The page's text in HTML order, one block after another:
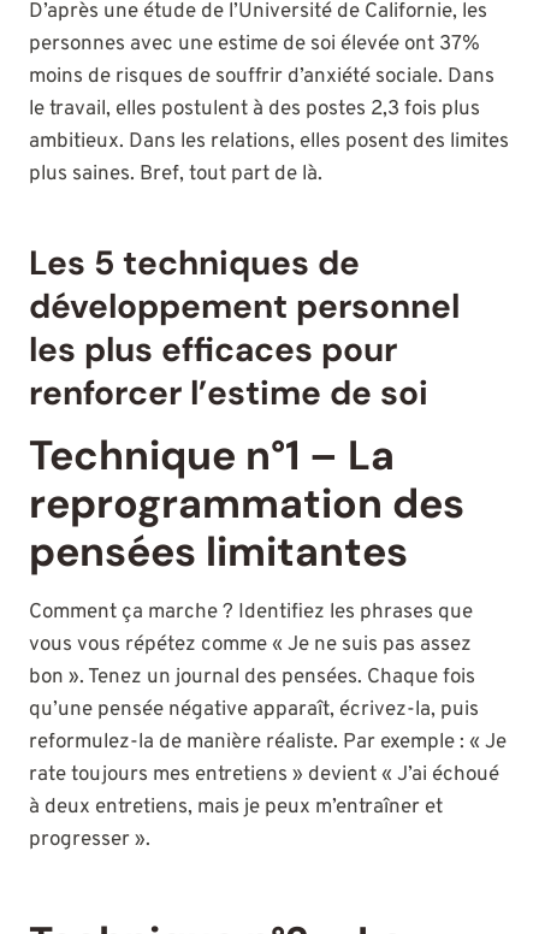
D’après une étude de l’Université de Californie, les
personnes avec une estime de soi élevée ont 37%
moins de risques de souffrir d’anxiété sociale. Dans
le travail, elles postulent à des postes 2,3 fois plus
ambitieux. Dans les relations, elles posent des limites
plus saines. Bref, tout part de là.
Les 5 techniques de
développement personnel
les plus efficaces pour
renforcer l’estime de soi
Technique n°1 – La
reprogrammation des
pensées limitantes
Comment ça marche ? Identifiez les phrases que
vous vous répétez comme « Je ne suis pas assez
bon ». Tenez un journal des pensées. Chaque fois
qu’une pensée négative apparaît, écrivez-la, puis
reformulez-la de manière réaliste. Par exemple : « Je
rate toujours mes entretiens » devient « J’ai échoué
à deux entretiens, mais je peux m’entraîner et
progresser ».